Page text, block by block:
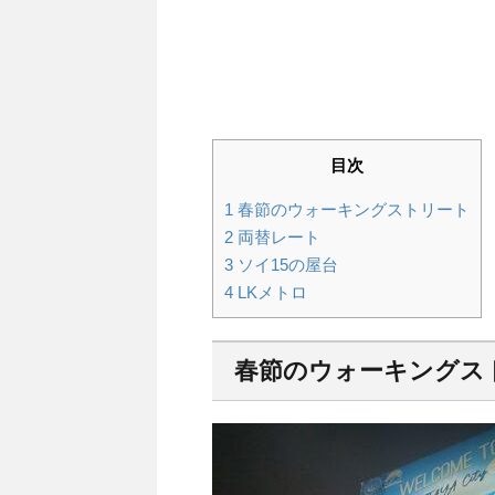
目次
1 春節のウォーキングストリート
2 両替レート
3 ソイ15の屋台
4 LKメトロ
春節のウォーキングス